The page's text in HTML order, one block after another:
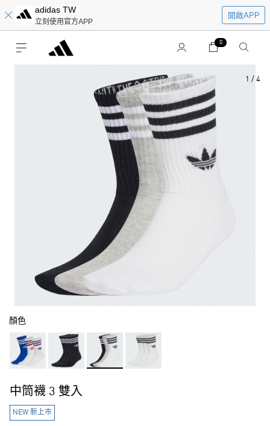
adidas TW
立刻使用官方APP
開啟APP
0
1 / 4
顏色
中筒襪 3 雙入
NEW 新上市